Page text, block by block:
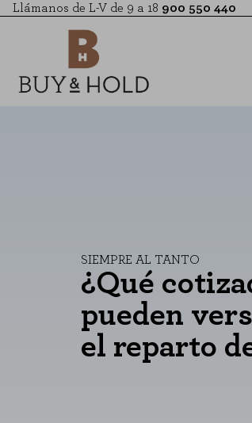
Llámanos de L-V de 9 a 18 900 550 440
SIEMPRE AL TANTO
¿Qué
pueden
el reparto